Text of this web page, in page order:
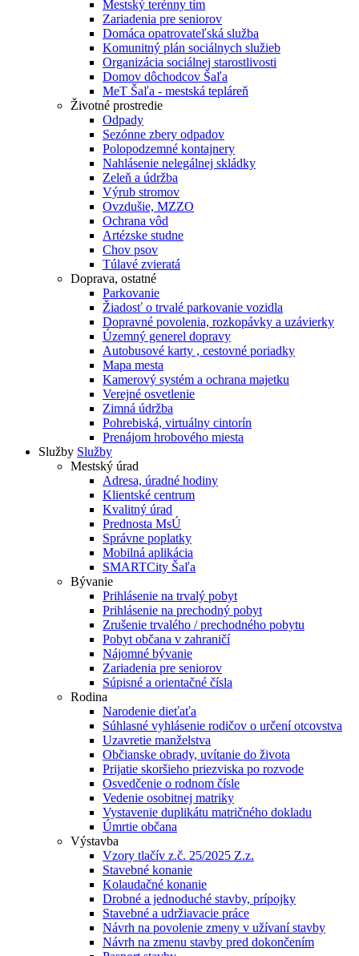
Mestský terénny tím
Zariadenia pre seniorov
Domáca opatrovateľská služba
Komunitný plán sociálnych služieb
Organizácia sociálnej starostlivosti
Domov dôchodcov Šaľa
MeT Šaľa - mestská tepláreň
Životné prostredie
Odpady
Sezónne zbery odpadov
Polopodzemné kontajnery
Nahlásenie nelegálnej skládky
Zeleň a údržba
Výrub stromov
Ovzdušie, MZZO
Ochrana vôd
Artézske studne
Chov psov
Túlavé zvieratá
Doprava, ostatné
Parkovanie
Žiadosť o trvalé parkovanie vozidla
Dopravné povolenia, rozkopávky a uzávierky
Územný generel dopravy
Autobusové karty , cestovné poriadky
Mapa mesta
Kamerový systém a ochrana majetku
Verejné osvetlenie
Zimná údržba
Pohrebiská, virtuálny cintorín
Prenájom hrobového miesta
Služby Služby
Mestský úrad
Adresa, úradné hodiny
Klientské centrum
Kvalitný úrad
Prednosta MsÚ
Správne poplatky
Mobilná aplikácia
SMARTCity Šaľa
Bývanie
Prihlásenie na trvalý pobyt
Prihlásenie na prechodný pobyt
Zrušenie trvalého / prechodného pobytu
Pobyt občana v zahraničí
Nájomné bývanie
Zariadenia pre seniorov
Súpisné a orientačné čísla
Rodina
Narodenie dieťaťa
Súhlasné vyhlásenie rodičov o určení otcovstva
Uzavretie manželstva
Občianske obrady, uvítanie do života
Prijatie skoršieho priezviska po rozvode
Osvedčenie o rodnom čísle
Vedenie osobitnej matriky
Vystavenie duplikátu matričného dokladu
Úmrtie občana
Výstavba
Vzory tlačív z.č. 25/2025 Z.z.
Stavebné konanie
Kolaudačné konanie
Drobné a jednoduché stavby, prípojky
Stavebné a udržiavacie práce
Návrh na povolenie zmeny v užívaní stavby
Návrh na zmenu stavby pred dokončením